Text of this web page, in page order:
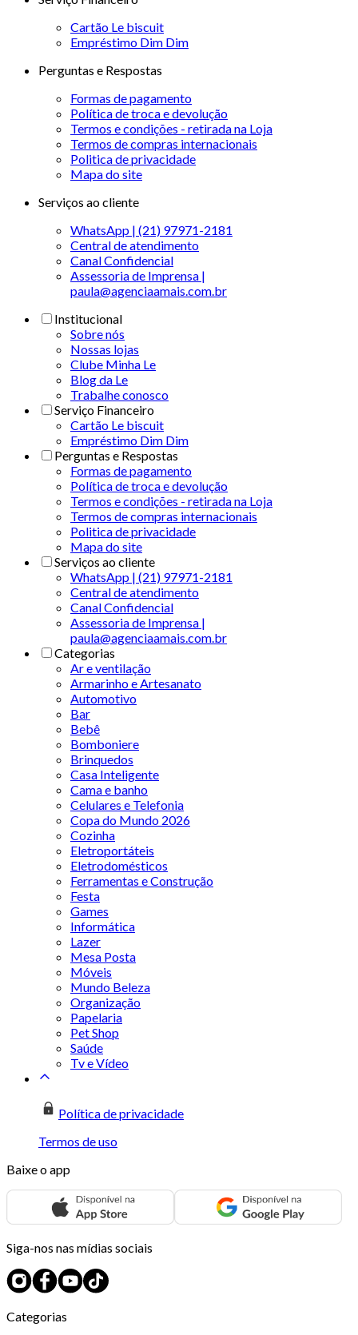
Cartão Le biscuit
Empréstimo Dim Dim
Perguntas e Respostas
Formas de pagamento
Política de troca e devolução
Termos e condições - retirada na Loja
Termos de compras internacionais
Politica de privacidade
Mapa do site
Serviços ao cliente
WhatsApp | (21) 97971-2181
Central de atendimento
Canal Confidencial
Assessoria de Imprensa |
paula@agenciaamais.com.br
Institucional
Sobre nós
Nossas lojas
Clube Minha Le
Blog da Le
Trabalhe conosco
Serviço Financeiro
Cartão Le biscuit
Empréstimo Dim Dim
Perguntas e Respostas
Formas de pagamento
Política de troca e devolução
Termos e condições - retirada na Loja
Termos de compras internacionais
Politica de privacidade
Mapa do site
Serviços ao cliente
WhatsApp | (21) 97971-2181
Central de atendimento
Canal Confidencial
Assessoria de Imprensa |
paula@agenciaamais.com.br
Categorias
Ar e ventilação
Armarinho e Artesanato
Automotivo
Bar
Bebê
Bomboniere
Brinquedos
Casa Inteligente
Cama e banho
Celulares e Telefonia
Copa do Mundo 2026
Cozinha
Eletroportáteis
Eletrodomésticos
Ferramentas e Construção
Festa
Games
Informática
Lazer
Mesa Posta
Móveis
Mundo Beleza
Organização
Papelaria
Pet Shop
Saúde
Tv e Vídeo
Política de privacidade
Termos de uso
Baixe o app
Siga-nos nas mídias sociais
Categorias